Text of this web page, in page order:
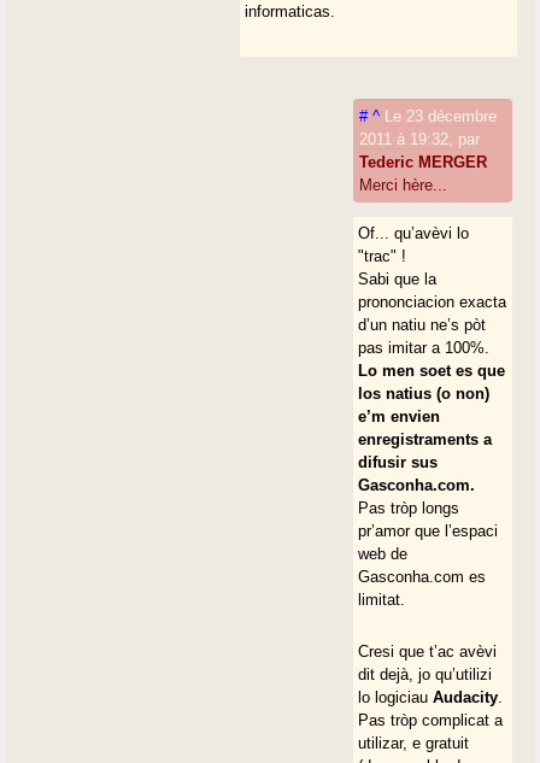
informaticas.
# ^
Le 23 décembre
2011 à 19:32 par
Tederic MERGER
Merci hère...
Of... qu’avèvi lo
"trac" !
Sabi que la
prononciacion exacta
d’un natiu ne’s pòt
pas imitar a 100%.
Lo men soet es que
los natius (o non)
e’m envien
enregistraments a
difusir sus
Gasconha.com.
Pas tròp longs
pr’amor que l’espaci
web de
Gasconha.com es
limitat.
Cresi que t’ac avèvi
dit dejà, jo qu’utilizi
lo logiciauAudacity
Pas tròp complicat a
utilizar, e gratuit